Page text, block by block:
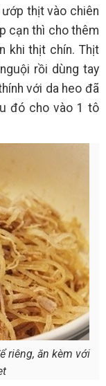
thịt vào chiên
cạn thì cho thêm
khi thịt chín. Thịt
rồi dùng tay
với da heo đã
đó cho vào 1 tô
riêng, ăn kèm với